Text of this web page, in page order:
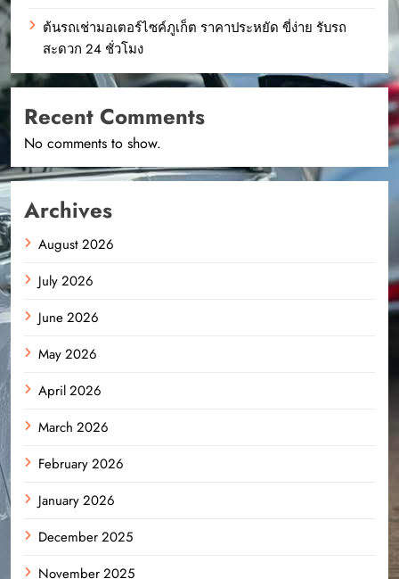
ต้นรถเช่ามอเตอร์ไซค์ภูเก็ต ราคาประหยัด ขี่ง่าย รับรถ
สะดวก 24 ชั่วโมง
Recent Comments
No comments to show.
Archives
August 2026
July 2026
June 2026
May 2026
April 2026
March 2026
February 2026
January 2026
December 2025
November 2025